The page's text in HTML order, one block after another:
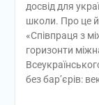
досвід для
школи. Про це
«Співпраця з
горизонти
без бар’єрів: